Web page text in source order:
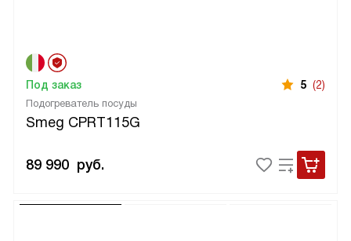
Подогреватель посуды
Smeg CPRT115G
Под заказ 5 (2)
89 990 руб.